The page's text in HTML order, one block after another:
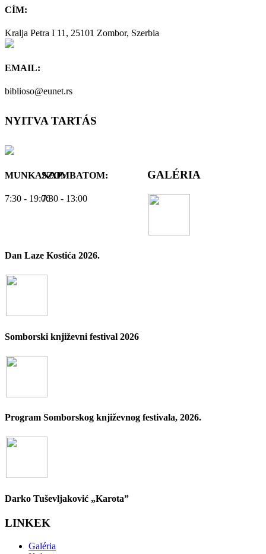
CÍM:
Kralja Petra I 11, 25101 Zombor, Szerbia
EMAIL:
biblioso@eunet.rs
NYITVA TARTÁS
MUNKANAP:
7:30 - 19:00
SZOMBATOM:
7:30 - 13:00
GALÉRIA
Dan Laze Kostića 2026.
Somborski književni festival 2026
Program Somborskog književnog festivala, 2026.
Darko Tuševljaković „Karota”
LINKEK
Galéria